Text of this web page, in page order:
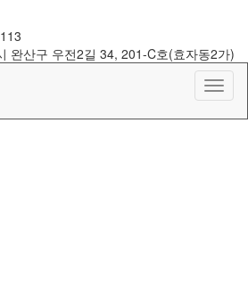
완산구 우전2길 34, 201-C호(효자동2가)